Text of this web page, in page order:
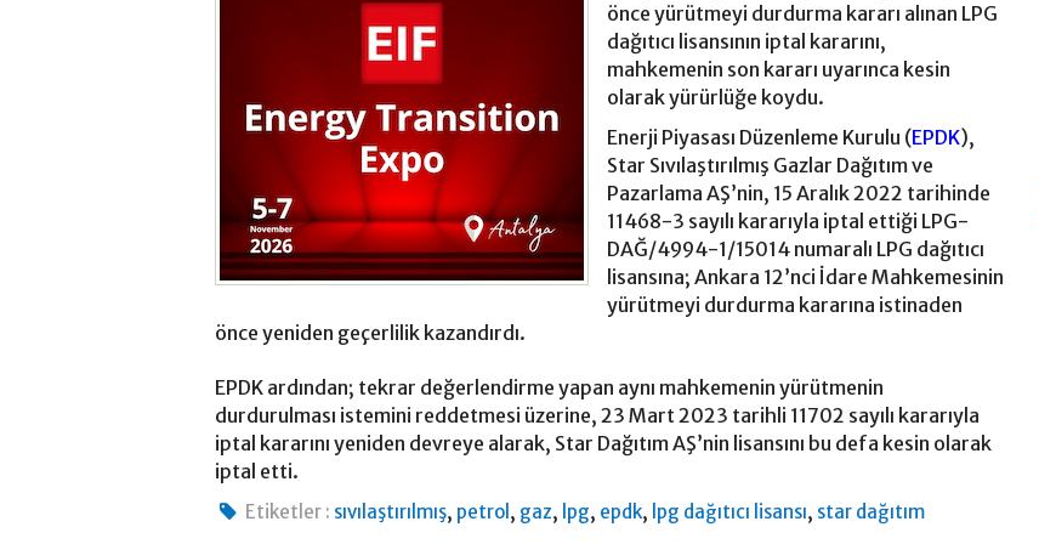
önce yürütmeyi durdurma kararı alınan LPG
dağıtıcı lisansının iptal kararını,
mahkemenin son kararı uyarınca kesin
olarak yürürlüğe koydu.
Enerji Piyasası Düzenleme Kurulu (EPDK),
Star Sıvılaştırılmış Gazlar Dağıtım ve
Pazarlama AŞ’nin, 15 Aralık 2022 tarihinde
11468-3 sayılı kararıyla iptal ettiği LPG-
DAĞ/4994-1/15014 numaralı LPG dağıtıcı
lisansına; Ankara 12’nci İdare Mahkemesinin
yürütmeyi durdurma kararına istinaden
önce yeniden geçerlilik kazandırdı.
EPDK ardından; tekrar değerlendirme yapan aynı mahkemenin yürütmenin
durdurulması istemini reddetmesi üzerine, 23 Mart 2023 tarihli 11702 sayılı kararıyla
iptal kararını yeniden devreye alarak, Star Dağıtım AŞ’nin lisansını bu defa kesin olarak
iptal etti.
Etiketler : sıvılaştırılmış, petrol , gaz, lpg, epdk, lpg dağıtıcı lisansı, star dağıtım